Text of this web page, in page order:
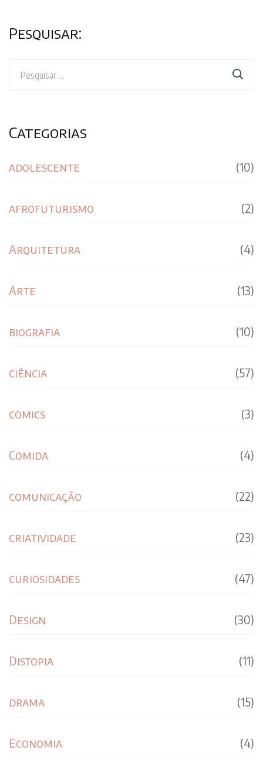
Pesquisar:
por:
Categorias
adolescente (10)
afrofuturismo (2)
Arquitetura (4)
Arte (13)
biografia (10)
ciência (57)
comics (3)
Comida (4)
comunicação (22)
criatividade (23)
curiosidades (47)
Design (30)
Distopia (11)
drama (15)
Economia (4)